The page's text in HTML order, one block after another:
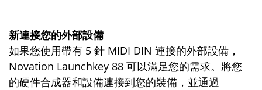
新連接您的外部設備
如果您使用帶有 5 針 MIDI DIN 連接的外部設備，
Novation Launchkey 88 可以滿足您的需求。將您
的硬件合成器和設備連接到您的裝備，並通過